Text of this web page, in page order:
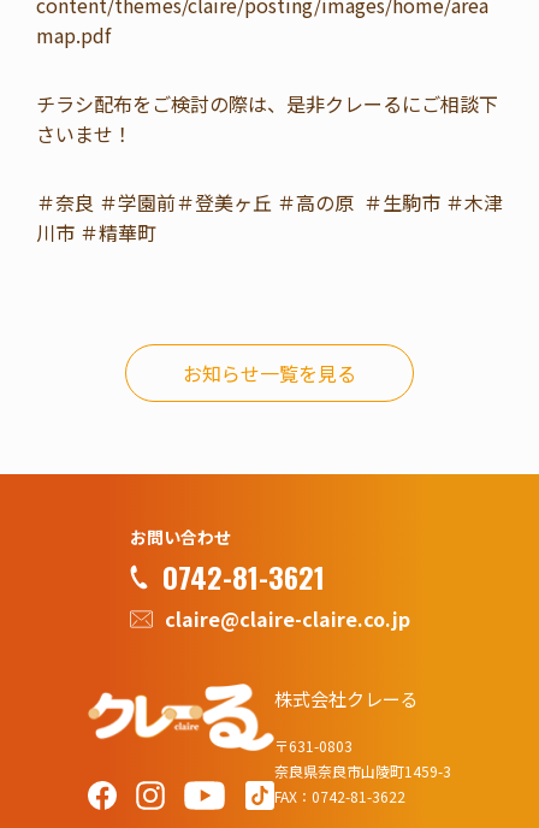
map.pdf
チラシ配布をご検討の際は、是非クレーるにご相談下
さいませ！
＃奈良 ＃学園前＃登美ヶ丘 ＃高の原 ＃生駒市 ＃木津
川市 ＃精華町
お知らせ一覧を見る
お問い合わせ
0742-81-3621
claire@claire-claire.co.jp
株式会社クレーる
〒631-0803
奈良県奈良市山陵町1459-3
FAX：0742-81-3622